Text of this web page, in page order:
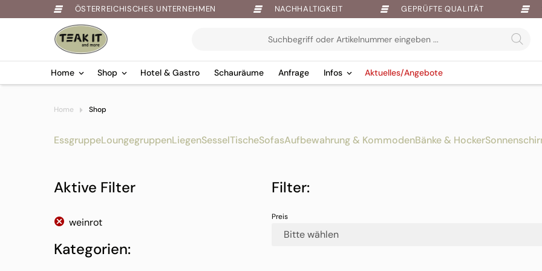
ÖSTERREICHISCHES UNTERNEHMEN NACHHALTIGKEIT GEPRÜFTE QUALITÄT
Home Shop Hotel & Gastro Schauräume Anfrage Infos Aktuelles/Angebote
Home Shop
EssgruppeLoungegruppenLiegenSesselTischeSofasAufbewahrung & KommodenBänke & Hocker
Aktive Filter
weinrot
Kategorien:
Filter:
Bitte wählen